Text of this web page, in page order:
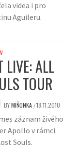
videa i pro
Aguileru.
LIVE: ALL
TOUR
BYMIŇONKA /18.11.2010
záznam živého
Apollo v rámci
Souls.